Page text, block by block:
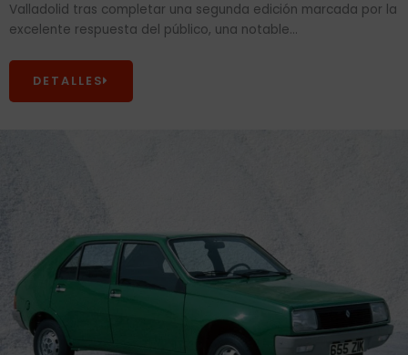
Valladolid tras completar una segunda edición marcada por la
excelente respuesta del público, una notable...
DETALLES